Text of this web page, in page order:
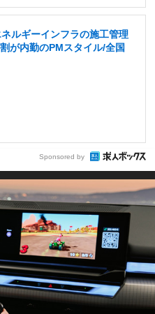
ルギーインフラの施工管理
が内勤のPMスタイル/全国
Sponsored by